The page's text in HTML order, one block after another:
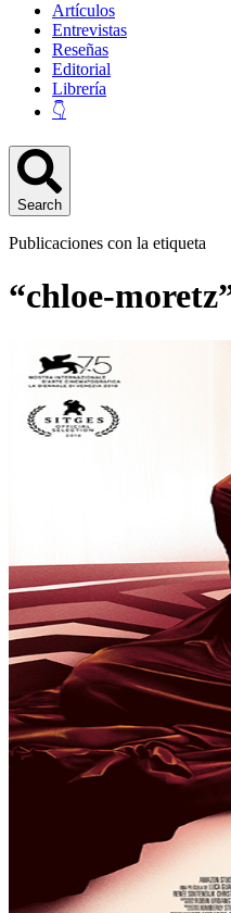
Artículos
Entrevistas
Reseñas
Editorial
Librería
👇
Search
Publicaciones con la etiqueta
“chloe-